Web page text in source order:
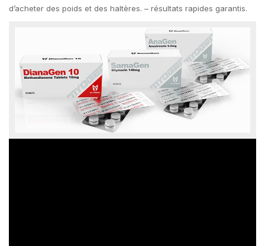
d’acheter des poids et des haltères. – résultats rapides garantis.